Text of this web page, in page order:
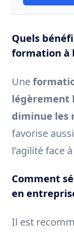
Quels
formation à
Une
légèrement
diminue les
favorise
l’agilité face
Comment
en
Il est